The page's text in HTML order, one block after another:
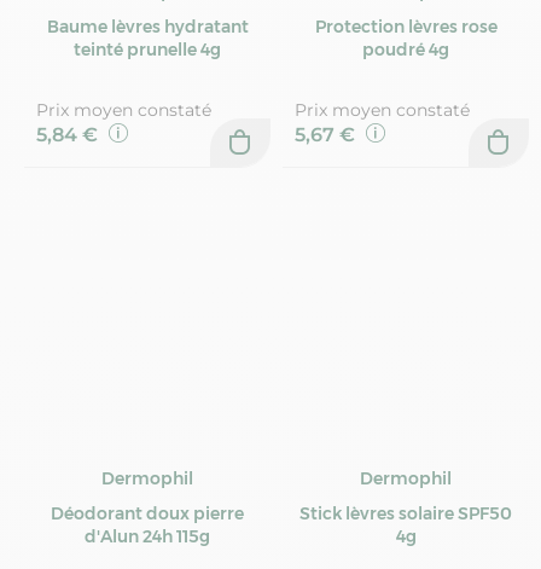
Baume lèvres hydratant
teinté prunelle 4g
Prix moyen constaté
5,84 €
Protection lèvres rose
poudré 4g
Prix moyen constaté
5,67 €
Dermophil
Déodorant doux pierre
d'Alun 24h 115g
Dermophil
Stick lèvres solaire SPF50
4g